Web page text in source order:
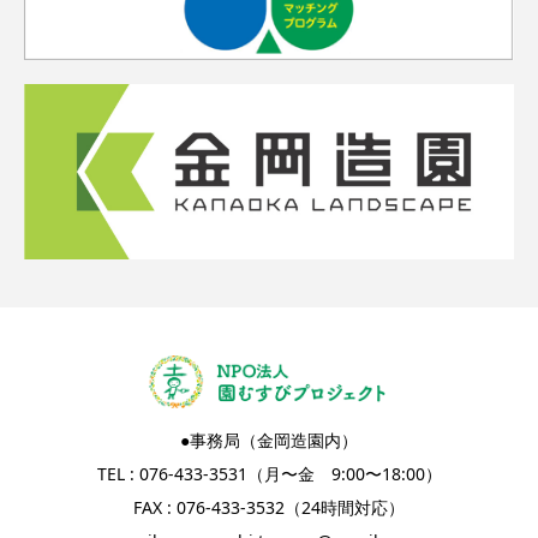
●事務局（金岡造園内）
TEL : 076-433-3531（月〜金 9:00〜18:00）
FAX : 076-433-3532（24時間対応）